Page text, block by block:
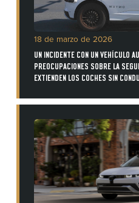
18 de marzo de 2026
UN INCIDENTE CON UN VEHÍCULO
PREOCUPACIONES SOBRE LA
EXTIENDEN LOS COCHES SIN